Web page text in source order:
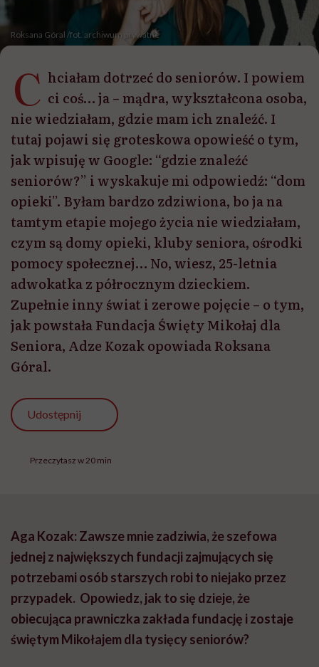
Roksana Góral /fot. archiwum prywatne
C hciałam dotrzeć do seniorów. I powiem
ci coś… ja – mądra, wykształcona osoba,
nie wiedziałam, gdzie mam ich znaleźć. I
tutaj pojawi się groteskowa opowieść o tym,
jak wpisuję w Google: “gdzie znaleźć
seniorów?” i wyskakuje mi odpowiedź: “dom
opieki”. Byłam bardzo zdziwiona, bo ja na
tamtym etapie mojego życia nie wiedziałam,
czym są domy opieki, kluby seniora, ośrodki
pomocy społecznej… No, wiesz, 25-letnia
adwokatka z półrocznym dzieckiem.
Zupełnie inny świat i zerowe pojęcie – o tym,
jak powstała Fundacja Święty Mikołaj dla
Seniora, Adze Kozak opowiada Roksana
Góral.
Udostępnij
Przeczytasz w 20 min
Aga Kozak: Zawsze mnie zadziwia, że szefowa
jednej z największych fundacji zajmujących się
potrzebami osób starszych robi to niejako przez
przypadek. Opowiedz, jak to się dzieje, że
obiecująca prawniczka zakłada fundację i zostaje
świętym Mikołajem dla tysięcy seniorów?